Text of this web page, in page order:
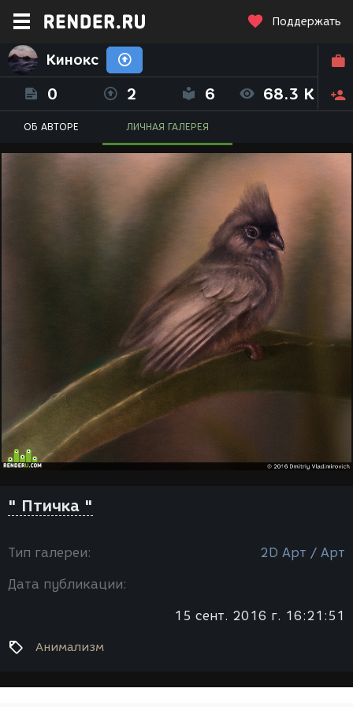
Поддержать
Кинокс
0 2 6 68.3 K
ОБ АВТОРЕ ЛИЧНАЯ ГАЛЕРЕЯ
" Птичка "
Тип галереи: 2D Арт / Арт
Дата публикации:
15 сент. 2016 г. 16:21:51
Анимализм